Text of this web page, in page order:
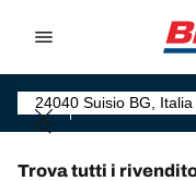
Trova tutti i